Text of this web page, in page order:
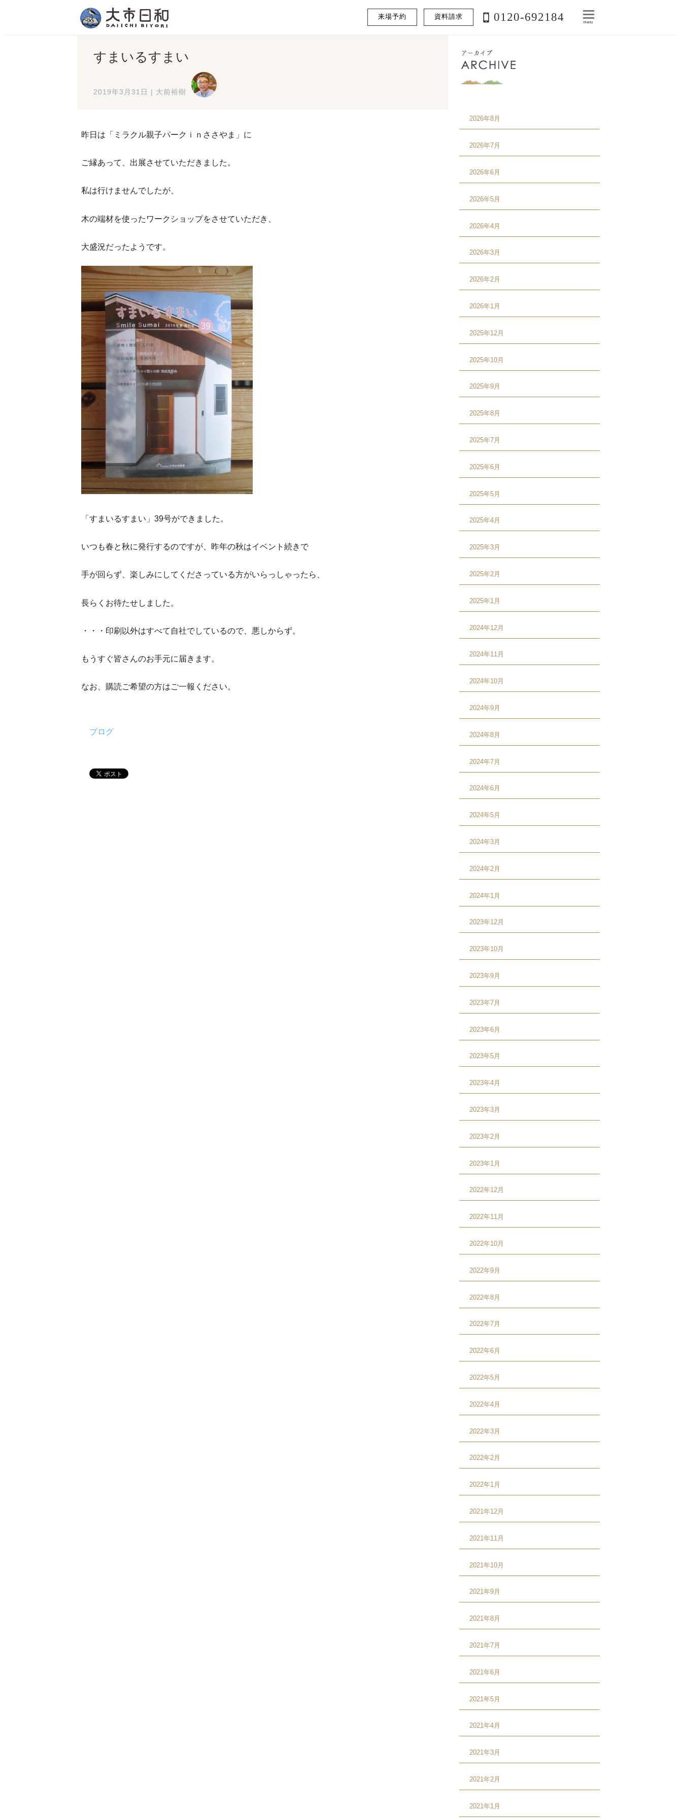
来場予約 資料請求 0120-692184 menu
すまいるすまい
2019年3月31日 大前裕樹
昨日は「ミラクル親子パークｉｎささやま」に
ご縁あって、出展させていただきました。
私は行けませんでしたが、
木の端材を使ったワークショップをさせていただき、
大盛況だったようです。
「すまいるすまい」39号ができました。
いつも春と秋に発行するのですが、昨年の秋はイベント続きで
手が回らず、楽しみにしてくださっている方がいらっしゃったら、
長らくお待たせしました。
・・・印刷以外はすべて自社でしているので、悪しからず。
もうすぐ皆さんのお手元に届きます。
なお、購読ご希望の方はご一報ください。
ブログ
2026年8月
2026年7月
2026年6月
2026年5月
2026年4月
2026年3月
2026年2月
2026年1月
2025年12月
2025年10月
2025年9月
2025年8月
2025年7月
2025年6月
2025年5月
2025年4月
2025年3月
2025年2月
2025年1月
2024年12月
2024年11月
2024年10月
2024年9月
2024年8月
2024年7月
2024年6月
2024年5月
2024年3月
2024年2月
2024年1月
2023年12月
2023年10月
2023年9月
2023年7月
2023年6月
2023年5月
2023年4月
2023年3月
2023年2月
2023年1月
2022年12月
2022年11月
2022年10月
2022年9月
2022年8月
2022年7月
2022年6月
2022年5月
2022年4月
2022年3月
2022年2月
2022年1月
2021年12月
2021年11月
2021年10月
2021年9月
2021年8月
2021年7月
2021年6月
2021年5月
2021年4月
2021年3月
2021年2月
2021年1月